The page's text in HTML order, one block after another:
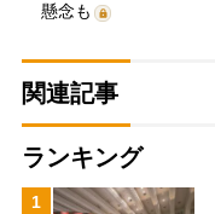
懸念も
関連記事
ランキング
1